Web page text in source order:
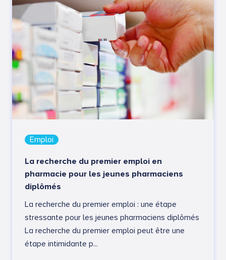
Emploi
La recherche du premier emploi en
pharmacie pour les jeunes pharmaciens
diplômés
La recherche du premier emploi : une étape
stressante pour les jeunes pharmaciens diplômés
La recherche du premier emploi peut être une
étape intimidante p...